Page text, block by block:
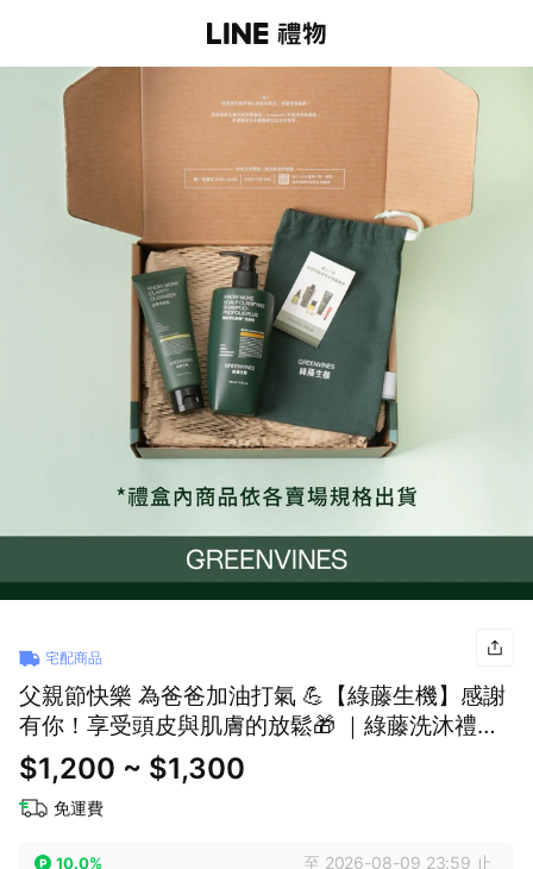
宅配商品
父親節快樂 為爸爸加油打氣 💪【綠藤生機】感謝
有你！享受頭皮與肌膚的放鬆🎁 ｜綠藤洗沐禮
（束口袋加價購）
$1,200 ~ $1,300
免運費
10.0% 至 2026-08-09 23:59 止